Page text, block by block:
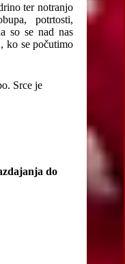
ter notranjo
potrtosti,
so se nad nas
ko se počutimo
Srce je
do